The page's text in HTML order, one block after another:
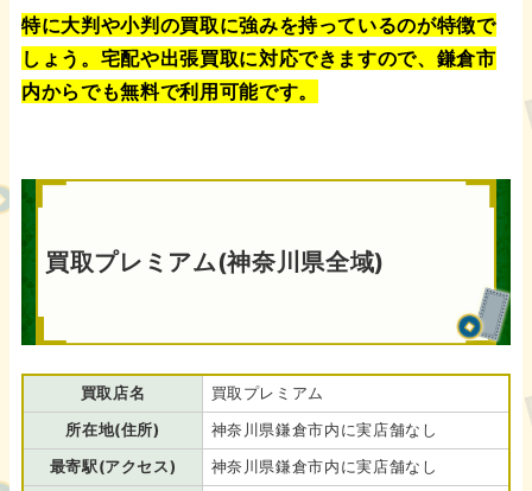
特に大判や小判の買取に強みを持っているのが特徴で
しょう。宅配や出張買取に対応できますので、鎌倉市
内からでも無料で利用可能です。
買取プレミアム(神奈川県全域)
買取店名
買取プレミアム
所在地(住所)
神奈川県鎌倉市内に実店舗なし
最寄駅(アクセス)
神奈川県鎌倉市内に実店舗なし